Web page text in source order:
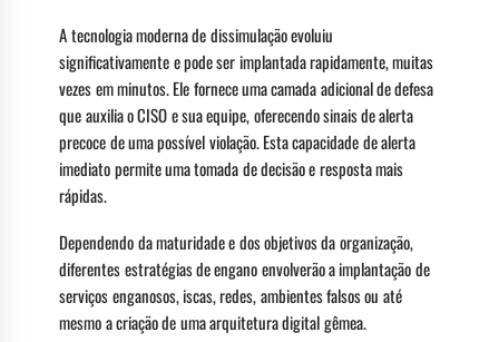
A tecnologia moderna de dissimulação evoluiu
significativamente e pode ser implantada rapidamente, muitas
vezes em minutos. Ele fornece uma camada adicional de defesa
que auxilia o CISO e sua equipe, oferecendo sinais de alerta
precoce de uma possível violação. Esta capacidade de alerta
imediato permite uma tomada de decisão e resposta mais
rápidas.
Dependendo da maturidade e dos objetivos da organização,
diferentes estratégias de engano envolverão a implantação de
serviços enganosos, iscas, redes, ambientes falsos ou até
mesmo a criação de uma arquitetura digital gêmea.